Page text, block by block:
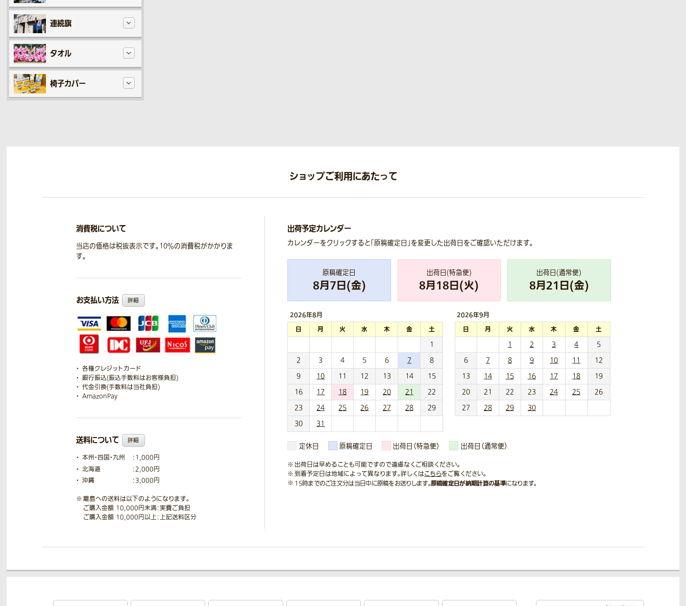
連続旗
タオル
椅子カバー
ショップご利用にあたって
消費税について
当店の価格は税抜表示です。10％の消費税がかかりま
す。
お支払い方法 詳細
各種クレジットカード
銀行振込(振込手数料はお客様負担)
代金引換(手数料は当社負担)
AmazonPay
送料について 詳細
本州・四国・九州
：1,000円
北海道
：2,000円
沖縄
：3,000円
離島への送料は以下のようになります。
ご購入金額 10,000円未満：実費ご負担
ご購入金額 10,000円以上：上記送料区分
出荷予定カレンダー
カレンダーをクリックすると「原稿確定日」を変更した出荷日をご確認いただけます。
原稿確定日
8月7日(金)
出荷日(特急便)
8月18日(火)
出荷日(通常便)
8月21 日(金)
2026年8月
日 月 火 水 木 金
土
1
2
3 4 5 6 7
8
9
10 11 12 13 14
15
16
17 18 19 20 21
22
23
24 25 26 27 28
29
30
31
2026年9月
日 月 火 水 木 金
土
1
2 3 4
5
6
7 8 9 10 11
12
13
14 15 16 17 18
19
20
21 22 23 24 25
26
27
28 29 30
定休日 原稿確定日 出荷日（特急便） 出荷日（通常便）
出荷日は早めることも可能ですので遠慮なくご相談ください。
到着予定日は地域によって異なります。詳しくはこちらをご覧ください。
15時までのご注文分は当日中に原稿をお送りします。原稿確定日が納期計算の基準になります。